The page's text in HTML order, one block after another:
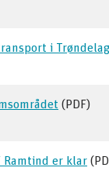
i Trøndelag
(PDF)
er klar